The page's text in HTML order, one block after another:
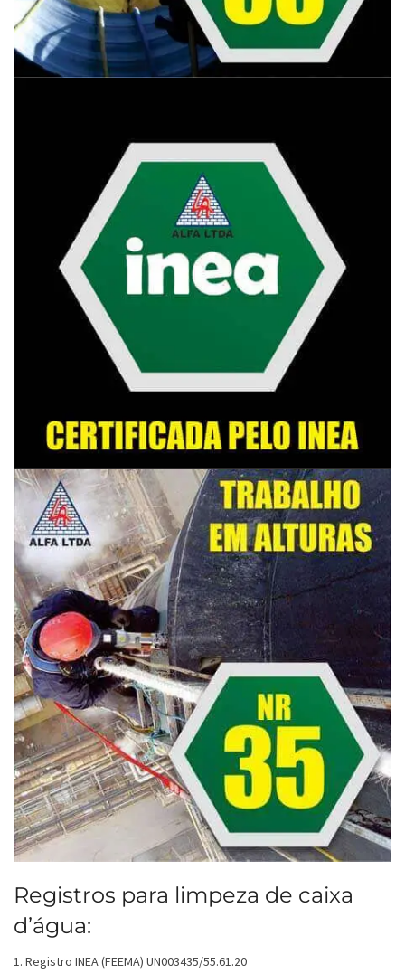
Registros para limpeza de caixa
d’água:
1. Registro INEA (FEEMA) UN003435/55.61.20